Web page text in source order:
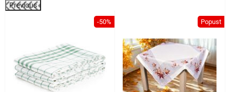
Previous
-50% Popust